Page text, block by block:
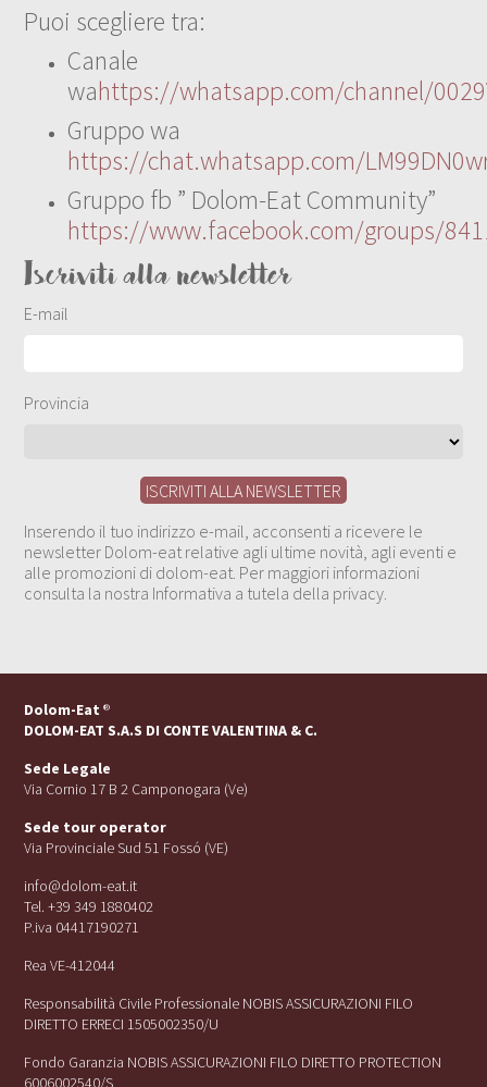
Puoi scegliere tra:
Canale
wahttps://whatsapp.com/channel/
Gruppo wa
https://chat.whatsapp.com/
Gruppo fb ” Dolom-Eat Community”
https://www.facebook.com/groups/
Iscriviti alla newsletter
E-mail
Provincia
Inserendo il tuo indirizzo e-mail, acconsenti a ricevere le
newsletter Dolom-eat relative agli ultime novità, agli eventi e
alle promozioni di dolom-eat. Per maggiori informazioni
consulta la nostra Informativa a tutela della privacy.
Dolom-Eat ®
DOLOM-EAT S.A.S DI CONTE VALENTINA & C.
Sede Legale
Via Cornio 17 B 2 Camponogara (Ve)
Sede tour operator
Via Provinciale Sud 51 Fossó (VE)
info@dolom-eat.it
Tel. +39 349 1880402
P.iva 04417190271
Rea VE-412044
Responsabilità Civile Professionale NOBIS ASSICURAZIONI FILO
DIRETTO ERRECI 1505002350/U
Fondo Garanzia NOBIS ASSICURAZIONI FILO DIRETTO PROTECTION
6006002540/S